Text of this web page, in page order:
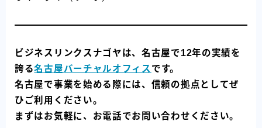
ビジネスリンクスナゴヤは、名古屋で12年の実績を
誇る名古屋バーチャルオフィス です。
名古屋で事業を始める際には、信頼の拠点としてぜ
ひご利用ください。
まずはお気軽に、お電話でお問い合わせください。